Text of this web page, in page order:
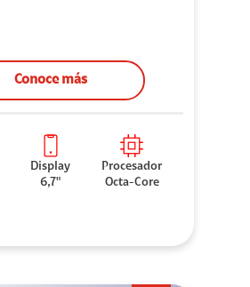
Conoce más
Display
6,7"
Procesador
Octa-Core